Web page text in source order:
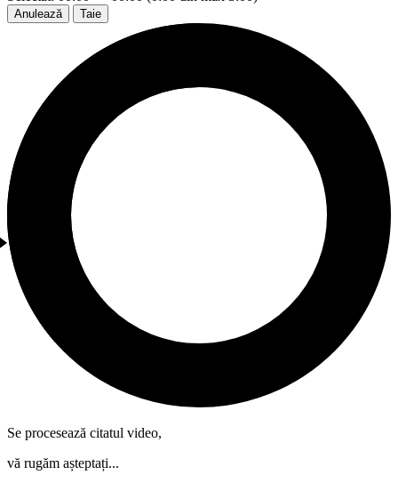
Anulează Taie
Se procesează citatul video,
vă rugăm așteptați...